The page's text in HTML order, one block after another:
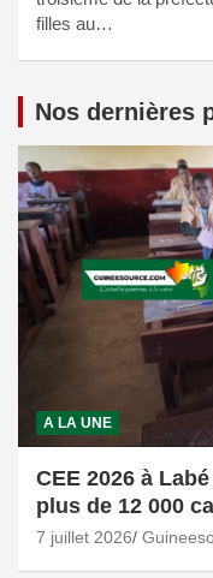
filles au…
Nos dernières
A LA UNE
CEE 2026 à
plus de 12 000
7 juillet 2026